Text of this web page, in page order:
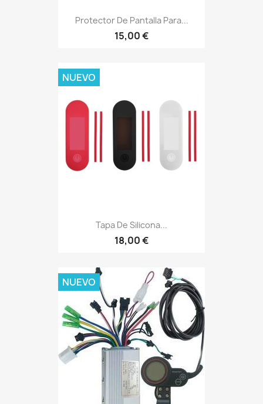
Protector De Pantalla Para...
15,00 €
Tapa De Silicona...
18,00 €
NUEVO
NUEVO